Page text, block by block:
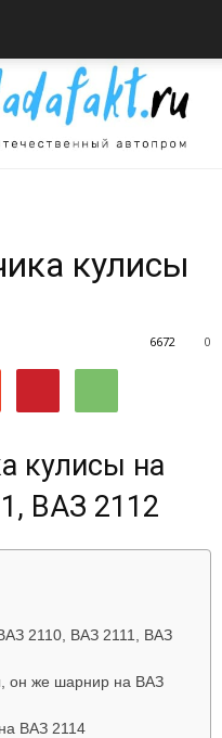
кулисы
0
6672
кулисы на
ВАЗ 2112
2110, ВАЗ 2111, ВАЗ
он же шарнир на ВАЗ
ВАЗ 2114